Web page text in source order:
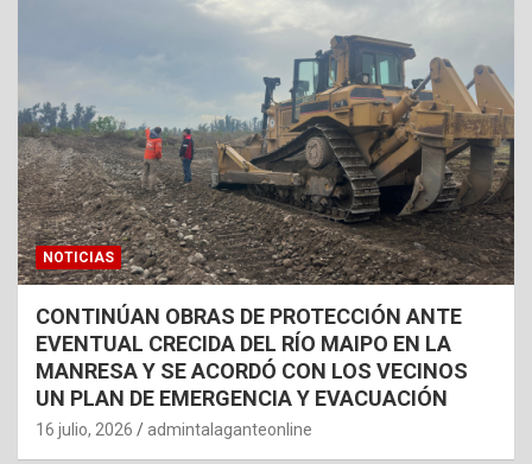
NOTICIAS
CONTINÚAN OBRAS DE PROTECCIÓN ANTE
EVENTUAL CRECIDA DEL RÍO MAIPO EN LA
MANRESA Y SE ACORDÓ CON LOS VECINOS
UN PLAN DE EMERGENCIA Y EVACUACIÓN
16 julio, 2026 admintalaganteonline